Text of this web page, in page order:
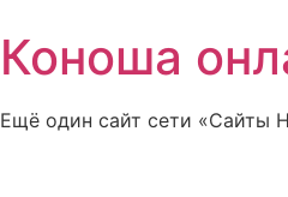
Коноша
Ещё один сайт сети «Сайты